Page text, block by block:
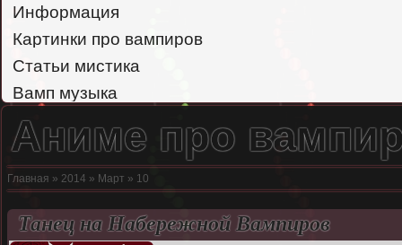
Информация
Картинки про вампиров
Статьи мистика
Вамп музыка
Аниме про
Главная » 2014 » Март » 10
Танец на Набережной Вампиров